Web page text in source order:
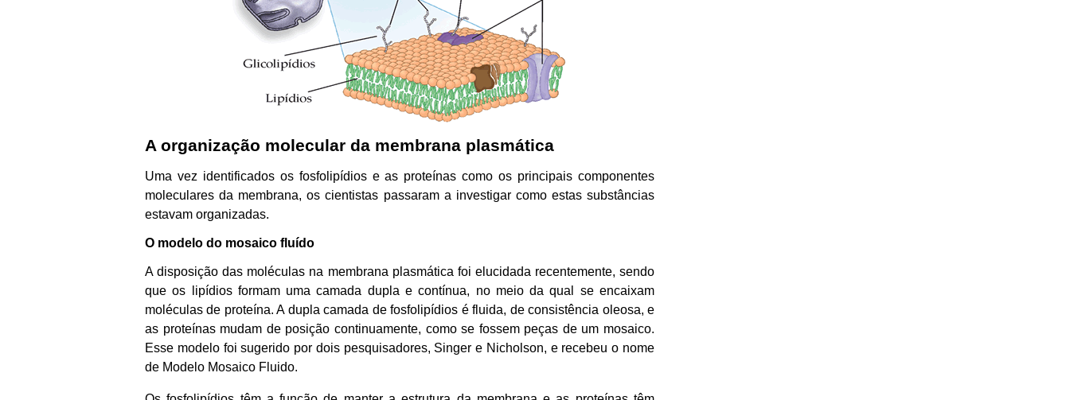
A organização molecular da membrana plasmática
Uma vez identificados os fosfolipídios e as proteínas como os principais componentes
moleculares da membrana, os cientistas passaram a investigar como estas substâncias
estavam organizadas.
O modelo do mosaico fluído
A disposição das moléculas na membrana plasmática foi elucidada recentemente, sendo
que os lipídios formam uma camada dupla e contínua, no meio da qual se encaixam
moléculas de proteína. A dupla camada de fosfolipídios é fluida, de consistência oleosa, e
as proteínas mudam de posição continuamente, como se fossem peças de um mosaico.
Esse modelo foi sugerido por dois pesquisadores, Singer e Nicholson, e recebeu o nome
de Modelo Mosaico Fluido.